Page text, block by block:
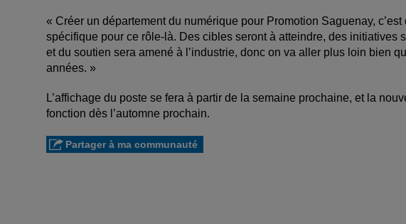
« Créer un département du numérique pour Promotion Saguenay,
spécifique pour ce rôle-là. Des cibles seront à atteindre, des initiatives
et du soutien sera amené à l’industrie, donc on va aller plus loin bien
années. »
L’affichage du poste se fera à partir de la semaine prochaine, et la
fonction dès l’automne prochain.
Partager à ma communauté